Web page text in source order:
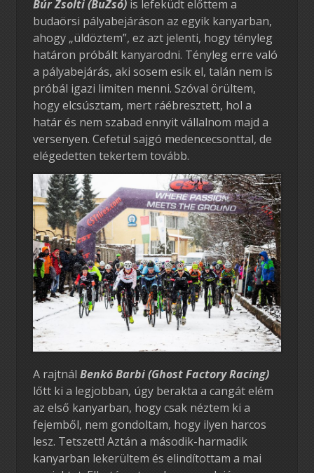
Búr Zsolti (BuZsó)is lefeküdt előttem a
budaörsi pályabejáráson az egyik kanyarban,
ahogy „üldöztem”, ez azt jelenti, hogy tényleg
határon próbált kanyarodni. Tényleg erre való
a pályabejárás, aki sosem esik el, talán nem is
próbál igazi limiten menni. Szóval örültem,
hogy elcsúsztam, mert ráébresztett, hol a
határ és nem szabad ennyit vállalnom majd a
versenyen. Cefetül sajgó medencecsonttal, de
elégedetten tekertem tovább.
A rajtnál Benkó Barbi (Ghost Factory Racing)
lőtt ki a legjobban, úgy berakta a cangát elém
az első kanyarban, hogy csak néztem ki a
fejemből, nem gondoltam, hogy ilyen harcos
lesz. Tetszett! Aztán a második-harmadik
kanyarban lekerültem és elindítottam a mai